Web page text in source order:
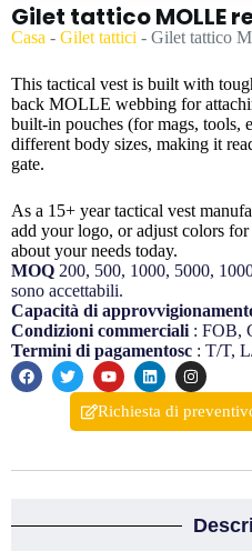
Gilet tattico MOLLE
Casa - Gilet tattici - Gilet tattico
This tactical vest is built with
back MOLLE webbing for
built-in pouches (for mags, tools,
different body sizes, making it
gate.
As a 15+ year tactical vest
add your logo, or adjust colors
about your needs today.
MOQ 200, 500, 1000, 5000,
sono accettabili.
Capacità di
Condizioni commerciali : FOB,
Termini di pagamentosc : T/T,
Richiesta di